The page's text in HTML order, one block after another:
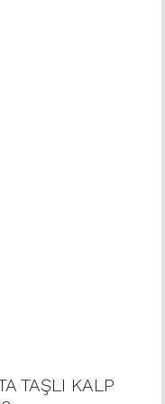
TAŞLI KALP